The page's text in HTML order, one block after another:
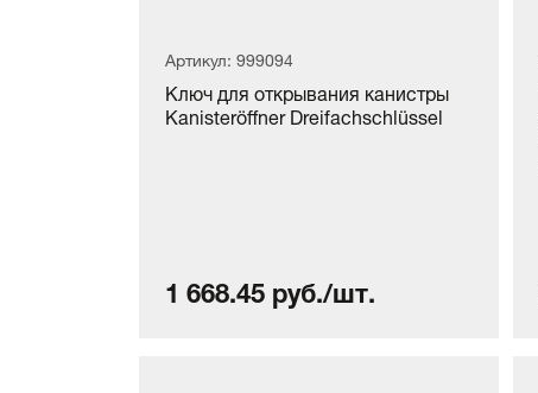
Артикул: 999094
Ключ для открывания канистры
Kanisteröffner Dreifachschlüssel
1 668.45 руб./шт.